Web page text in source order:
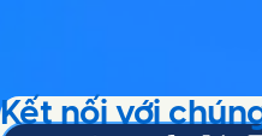
Kết nối với